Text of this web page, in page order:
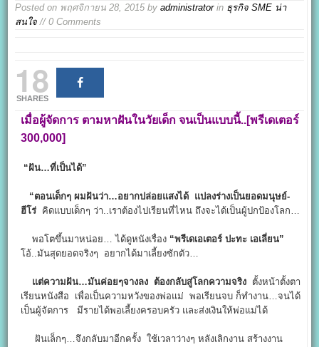
Posted on พฤศจิกายน 28, 2015 byadministratorin ธุรกิจ SME น่า
สนใจ // 0 Comments
18
SHARES
เมื่อผู้จัดการ ตามหาฝันในวัยเด็ก จนเป็นแบบนี้..[พรีเดเตอร์
300,000]
“ฝัน…ที่เป็นได้”
“ตอนเด็กๆ ผมฝันว่า…อยากปล่อยแสงได้ แปลงร่างเป็นยอดมนุษย์-
ฮีโร่ คิดแบบเด็กๆ ว่า..เราต้องไปเรียนที่ไหน ถึงจะได้เป็นผู้ปกป้องโลก…
พอโตขึ้นมาหน่อย… ได้ดูหนังเรื่อง “พรีเดเอเตอร์ ปะทะ เอเลี่ยน”
โอ้..มันสุดยอดจริงๆ อยากได้มาเลี้ยงซักตัว…
แต่ความฝัน…มันค่อยๆจางลง ต้องกลับสู่โลกความจริง ตั้งหน้าตั้งตา
เรียนหนังสือ เพื่อเป็นความหวังของพ่อแม่ พอเรียนจบ ก็ทำงาน…จนได้
เป็นผู้จัดการ มีรายได้พอเลี้ยงครอบครัว และส่งเงินให้พ่อแม่ได้
ฝันเล็กๆ…จึงกลับมาอีกครั้ง ใช้เวลาว่างๆ หลังเลิกงาน สร้างงาน